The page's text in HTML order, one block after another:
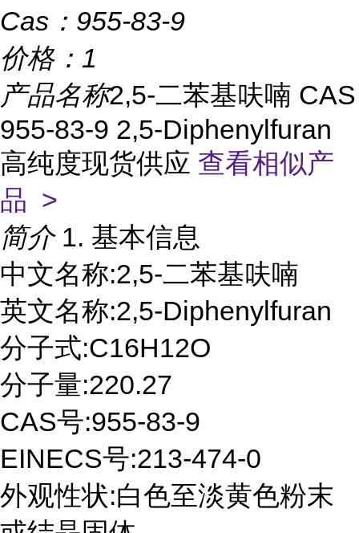
Cas： 955-83-9
价格： 1
产品名称2,5-二苯基呋喃 CAS
955-83-9 2,5-Diphenylfuran
高纯度现货供应 查看相似产
品 >
简介 1. 基本信息
中文名称:2,5-二苯基呋喃
英文名称:2,5-Diphenylfuran
分子式:C16H12O
分子量:220.27
CAS号:955-83-9
EINECS号:213-474-0
外观性状:白色至淡黄色粉末